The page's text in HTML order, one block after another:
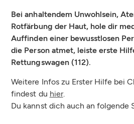
Bei anhaltendem Unwohlsein,
Rotfärbung der Haut, hole dir
Auffinden einer bewusstlosen
die Person atmet, leiste erste
Rettungswagen (112).
Weitere Infos zu Erster Hilfe bei
findest du hier.
Du kannst dich auch an folgende